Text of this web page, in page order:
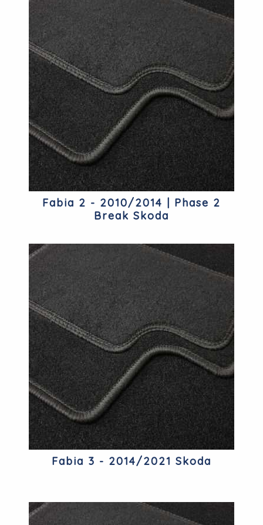
Fabia 2 - 2010/2014 | Phase 2
Break Skoda
Fabia 3 - 2014/2021 Skoda